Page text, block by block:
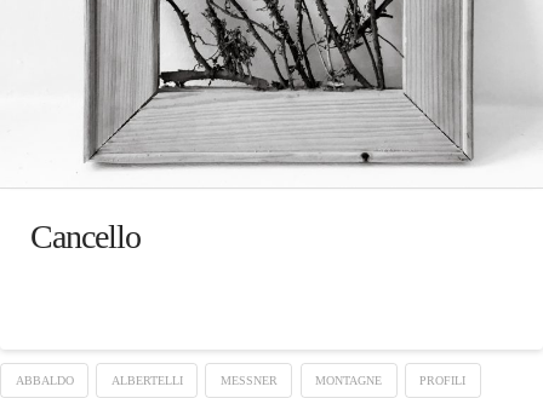
Cancello
ABBALDO ALBERTELLI MESSNER MONTAGNE PROFILI